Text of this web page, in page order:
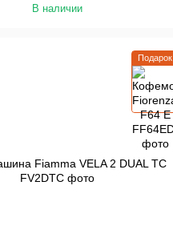
В наличии
Подарок